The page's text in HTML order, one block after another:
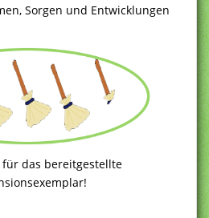
Sorgen und Entwicklungen
für das bereitgestellte